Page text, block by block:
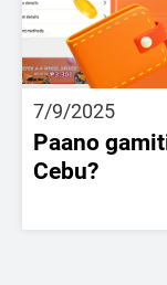
7/9/2025
Paano
Cebu?